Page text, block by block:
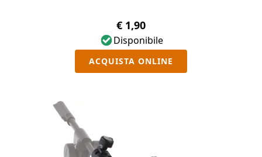
€ 1,90
Disponibile
ACQUISTA ONLINE